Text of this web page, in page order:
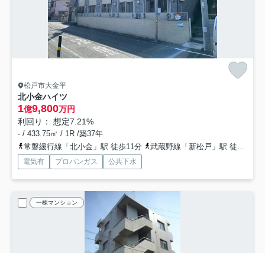
松戸市大金平
北小金ハイツ
1億9,800万円
利回り： 想定7.21%
- / 433.75㎡ / 1R /築37年
常磐緩行線「北小金」駅 徒歩11分
武蔵野線「新松戸」駅 徒歩20分
電気有 プロパンガス 公共下水
一棟マンション